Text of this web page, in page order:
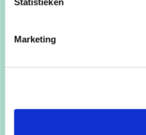
Marketing
1790 keer
Kandidatenfolder